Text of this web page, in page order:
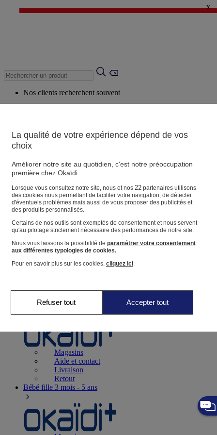
✨ LAST DAYS : Jusqu'à -60%* ✨
x
Nos clients recherchent souvent
Produits suggérés
Voir tous les produits
Magasin
Vos informations personnelles
Suivre une commande
Panier
Favoris
Naissance0-12 mois
Magasins
Aide et contact
Livraison
Retour
Bébé fille 3 mois - 5 ans
La qualité de votre expérience dépend de vos
choix
Améliorer notre site au quotidien, c'est notre préoccupation
première chez Okaïdi.
Lorsque vous consultez notre site, nous et nos 22partenaires utilisons
des cookies nous permettant de faciliter votre navigation, de détecter
d'éventuels problèmes mais aussi de vous proposer des publicités et
des produits personnalisés.
Certains de nos outils sont exemptés de consentement et nous servent
qu'au pilotage strictement nécessaire des performances de notre site.
Nous vous laissons la possibilité de paramétrer votre consentement
aux différentes typologies de cookies.
Pour en savoir plus sur les cookies, cliquez ici.
Refuser tout Accepter tout